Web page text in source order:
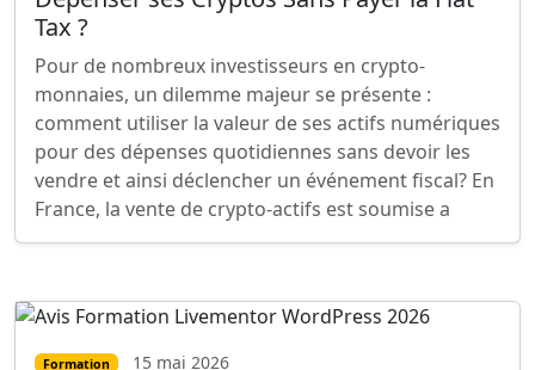
Tax ?
Pour de nombreux investisseurs en crypto-
monnaies, un dilemme majeur se présente :
comment utiliser la valeur de ses actifs numériques
pour des dépenses quotidiennes sans devoir les
vendre et ainsi déclencher un événement fiscal? En
France, la vente de crypto-actifs est soumise a
Formation 15 mai 2026